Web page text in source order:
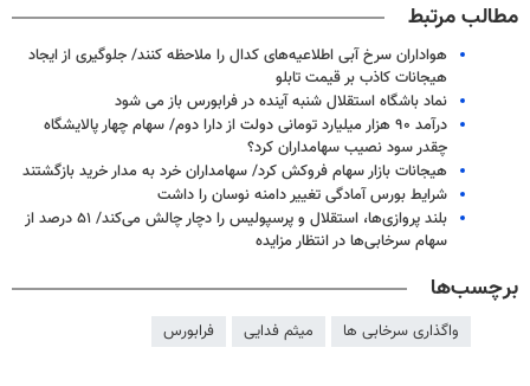
مطالب مرتبط
هواداران سرخ آبی اطلاعیه‌های کدال را ملاحظه کنند/ جلوگیری از ایجاد
هیجانات کاذب بر قیمت تابلو
نماد باشگاه استقلال شنبه آینده در فرابورس باز می شود
درآمد ۹۰ هزار میلیارد تومانی دولت از دارا دوم/ سهام چهار پالایشگاه
چقدر سود نصیب سهامداران کرد؟
هیجانات بازار سهام فروکش کرد/ سهامداران خرد به مدار خرید بازگشتند
شرایط بورس آمادگی تغییر دامنه نوسان را داشت
بلند پروازی‌ها، استقلال و پرسپولیس را دچار چالش می‌کند/ ۵۱ درصد از
سهام سرخابی‌ها در انتظار مزایده
برچسب‌ها
واگذاری سرخابی ها میثم فدایی فرابورس